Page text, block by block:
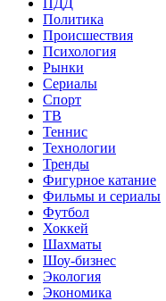
Политика
Происшествия
Психология
Рынки
Сериалы
Спорт
ТВ
Теннис
Технологии
Тренды
Фигурное катание
Фильмы и сериалы
Футбол
Хоккей
Шахматы
Шоу-бизнес
Экология
Экономика